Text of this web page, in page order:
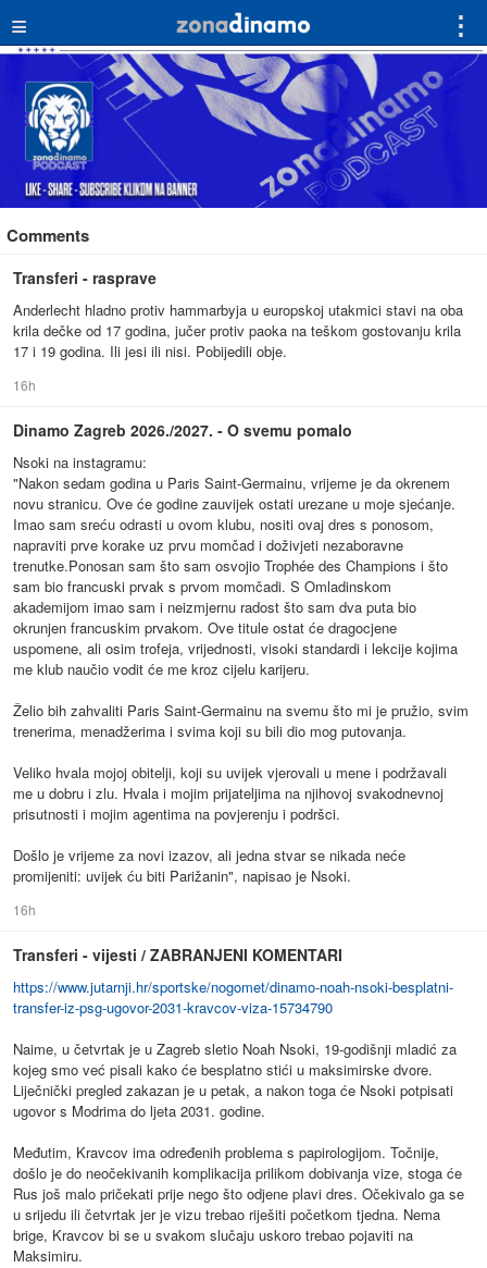
≡ ⋮
Comments
Transferi - rasprave
Anderlecht hladno protiv hammarbyja u europskoj utakmici stavi na oba
krila dečke od 17 godina, jučer protiv paoka na teškom gostovanju krila
17 i 19 godina. Ili jesi ili nisi. Pobijedili obje.
16h
Dinamo Zagreb 2026./2027. - O svemu pomalo
Nsoki na instagramu:
"Nakon sedam godina u Paris Saint-Germainu, vrijeme je da okrenem
novu stranicu. Ove će godine zauvijek ostati urezane u moje sjećanje.
Imao sam sreću odrasti u ovom klubu, nositi ovaj dres s ponosom,
napraviti prve korake uz prvu momčad i doživjeti nezaboravne
trenutke.Ponosan sam što sam osvojio Trophée des Champions i što
sam bio francuski prvak s prvom momčadi. S Omladinskom
akademijom imao sam i neizmjernu radost što sam dva puta bio
okrunjen francuskim prvakom. Ove titule ostat će dragocjene
uspomene, ali osim trofeja, vrijednosti, visoki standardi i lekcije kojima
me klub naučio vodit će me kroz cijelu karijeru.
Želio bih zahvaliti Paris Saint-Germainu na svemu što mi je pružio, svim
trenerima, menadžerima i svima koji su bili dio mog putovanja.
Veliko hvala mojoj obitelji, koji su uvijek vjerovali u mene i podržavali
me u dobru i zlu. Hvala i mojim prijateljima na njihovoj svakodnevnoj
prisutnosti i mojim agentima na povjerenju i podršci.
Došlo je vrijeme za novi izazov, ali jedna stvar se nikada neće
promijeniti: uvijek ću biti Parižanin", napisao je Nsoki.
16h
Transferi - vijesti / ZABRANJENI KOMENTARI
https://www.jutarnji.hr/sportske/nogomet/dinamo-noah-nsoki-besplatni-
transfer-iz-psg-ugovor-2031-kravcov-viza-15734790
Naime, u četvrtak je u Zagreb sletio Noah Nsoki, 19-godišnji mladić za
kojeg smo već pisali kako će besplatno stići u maksimirske dvore.
Liječnički pregled zakazan je u petak, a nakon toga će Nsoki potpisati
ugovor s Modrima do ljeta 2031. godine.
Međutim, Kravcov ima određenih problema s papirologijom. Točnije,
došlo je do neočekivanih komplikacija prilikom dobivanja vize, stoga će
Rus još malo pričekati prije nego što odjene plavi dres. Očekivalo ga se
u srijedu ili četvrtak jer je vizu trebao riješiti početkom tjedna. Nema
brige, Kravcov bi se u svakom slučaju uskoro trebao pojaviti na
Maksimiru.